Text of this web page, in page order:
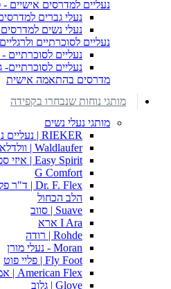
נעליים למדרסים אישיים -
נעלי גברים
נעלי נשים
נעליים לסוכרתיים
נעליים לסוכרתיים
נעליים לסוכרתיים-
מדרסים בהתאמה אישית
מותגי נוחות שנבחרו בקפידה
מותגי נעלי נשים
RIEKER | נעליים נוחות עם יציבות יומיומית
Waldlaufer | וולדלאופר נעלים עם מידות רוחב
Easy Spirit | איזי ספיריט נוחות אמריקאית יומיומית
G Comfort
Dr. F. Flex | ד"ר פלקס
הלב הכחול
Suave | סווב
I Ara ארא
Rohde | רודה
Moran - נעלי מורן
Fly Foot | פליי פוט
American Flex | אמריקו פלקס
Glove | גלוב